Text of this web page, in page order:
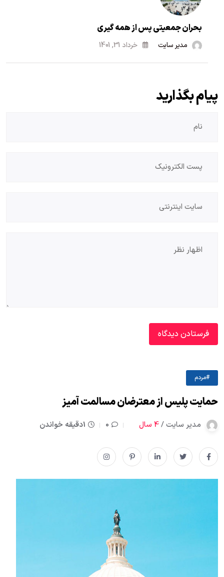
بحران جمعیتی پس از همه گیری
مدیر سایت خرداد 31, 1401
پیام بگذارید
#مردم
حمایت پلیس از معترضان مسالمت آمیز
مدیر سایت /4 سال 0 1دقیقه خواندن